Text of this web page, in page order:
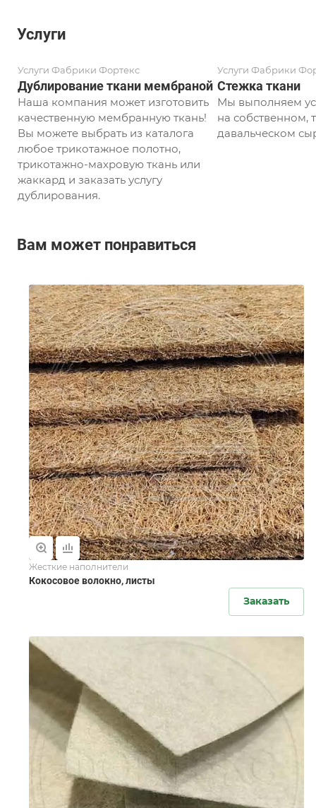
Услуги
Услуги Фабрики Фортекс
Дублирование ткани мембраной
Наша компания может изготовить
качественную мембранную ткань!
Вы можете выбрать из каталога
любое трикотажное полотно,
трикотажно-махровую ткань или
жаккард и заказать услугу
дублирования.
Услуги Фабрики
Стежка ткани
Мы выполняем
на собственном,
давальческом
Вам может понравиться
Жесткие наполнители
Кокосовое волокно, листы
Заказать